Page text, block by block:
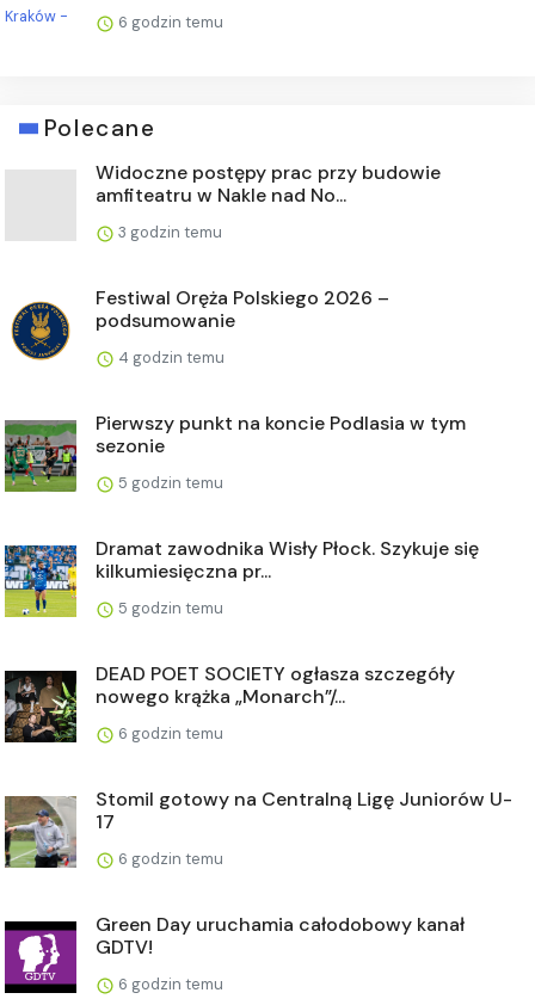
6 godzin temu
Polecane
Widoczne postępy prac przy budowie
amfiteatru w Nakle nad No...
3 godzin temu
Festiwal Oręża Polskiego 2026 –
podsumowanie
4 godzin temu
Pierwszy punkt na koncie Podlasia w tym
sezonie
5 godzin temu
Dramat zawodnika Wisły Płock. Szykuje się
kilkumiesięczna pr...
5 godzin temu
DEAD POET SOCIETY ogłasza szczegóły
nowego krążka „Monarch”/...
6 godzin temu
Stomil gotowy na Centralną Ligę Juniorów U-
17
6 godzin temu
Green Day uruchamia całodobowy kanał
GDTV!
6 godzin temu